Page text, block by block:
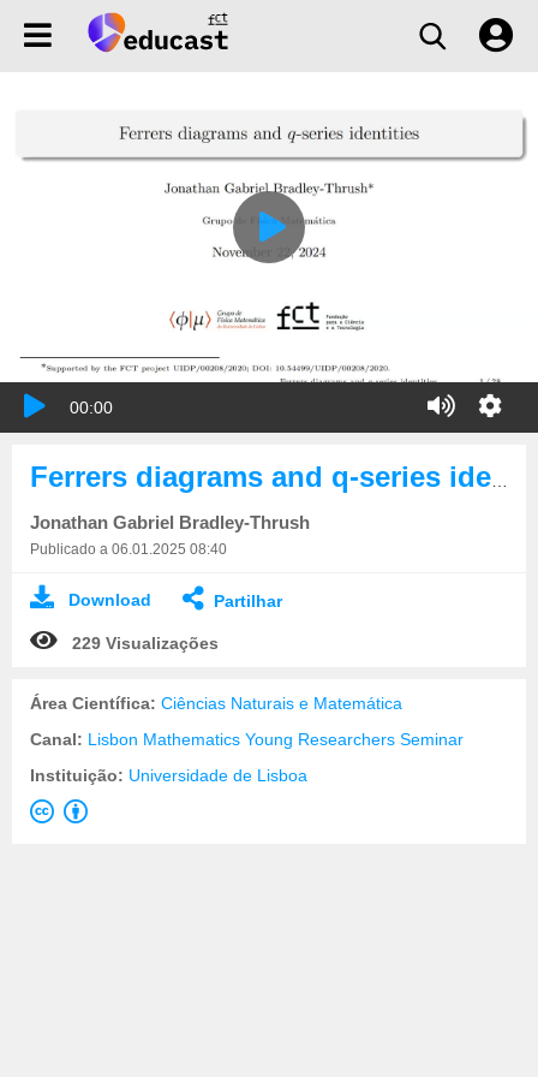
00:00
Jonathan Gabriel Bradley-Thrush
Publicado a 06.01.2025 08:40
Download Partilhar
229 Visualizações
Área Científica: Ciências Naturais e Matemática
Canal: Lisbon Mathematics Young Researchers Seminar
Instituição: Universidade de Lisboa